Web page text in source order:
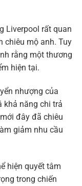
Liverpool rất quan
chiêu mộ anh. Tuy
rằng một thương
hiện tại.
nhượng của
khả năng chi trả
đây đã chiêu
giảm nhu cầu
hiện quyết tâm
trong chiến